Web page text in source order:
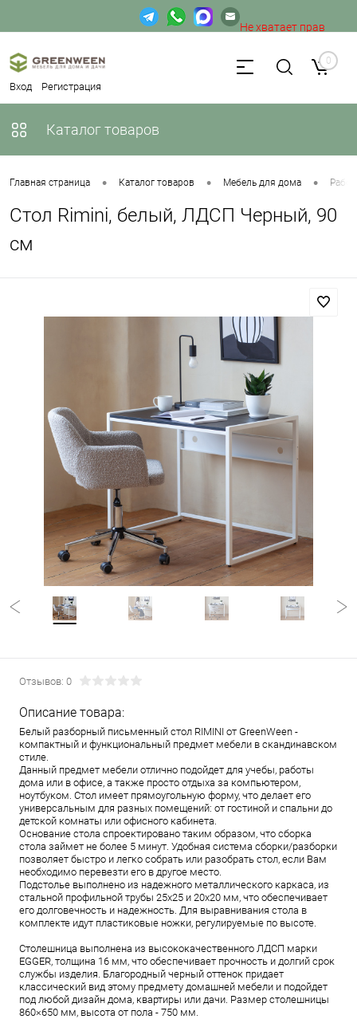
Вход Регистрация
Не хватает прав
доступа к веб-форме. 0
Каталог товаров
Главная страница • Каталог товаров • Мебель для дома •
Стол Rimini, белый, ЛДСП Черный, 90
см
Отзывов: 0
Описание товара:
Белый разборный письменный стол RIMINI от GreenWeen -
компактный и функциональный предмет мебели в скандинавском
стиле.
Данный предмет мебели отлично подойдет для учебы, работы
дома или в офисе, а также просто отдыха за компьютером,
ноутбуком. Стол имеет прямоугольную форму, что делает его
универсальным для разных помещений: от гостиной и спальни до
детской комнаты или офисного кабинета.
Основание стола спроектировано таким образом, что сборка
стола займет не более 5 минут. Удобная система сборки/разборки
позволяет быстро и легко собрать или разобрать стол, если Вам
необходимо перевезти его в другое место.
Подстолье выполнено из надежного металлического каркаса, из
стальной профильной трубы 25х25 и 20х20 мм, что обеспечивает
его долговечность и надежность. Для выравнивания стола в
комплекте идут пластиковые ножки, регулируемые по высоте.
Столешница выполнена из высококачественного ЛДСП марки
EGGER, толщина 16 мм, что обеспечивает прочность и долгий срок
службы изделия. Благородный черный оттенок придает
классический вид этому предмету домашней мебели и подойдет
под любой дизайн дома, квартиры или дачи. Размер столешницы
860×650 мм, высота от пола - 750 мм.